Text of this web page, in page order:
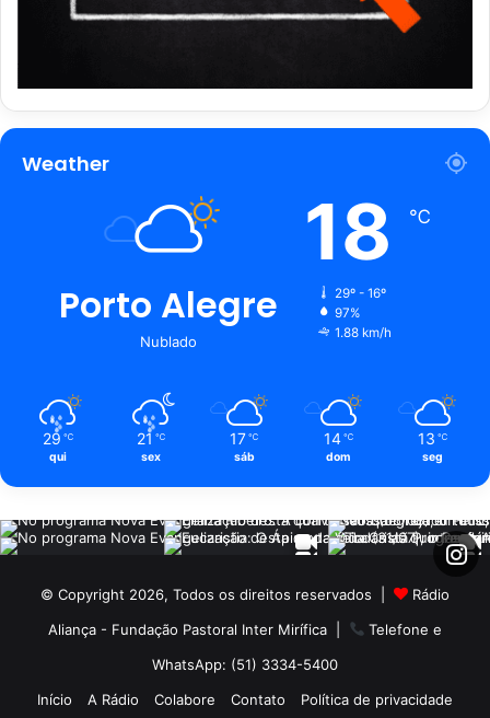
Weather
Porto Alegre
Nublado
18 ℃
29º - 16º
97%
1.88 km/h
29 ℃
qui
21 ℃
sex
17 ℃
sáb
14 ℃
dom
13 ℃
seg
© Copyright 2026, Todos os direitos reservados |
Rádio
Aliança - Fundação Pastoral Inter Mirífica|
Telefone e
WhatsApp: (51) 3334-5400
Início
A Rádio Colabore Contato Política de privacidade